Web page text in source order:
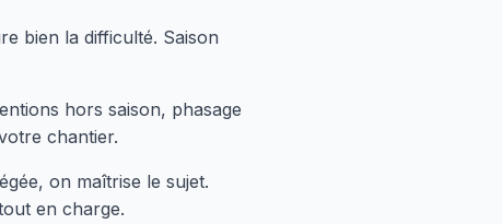
bien la difficulté. Saison
hors saison, phasage
chantier.
on maîtrise le sujet.
en charge.